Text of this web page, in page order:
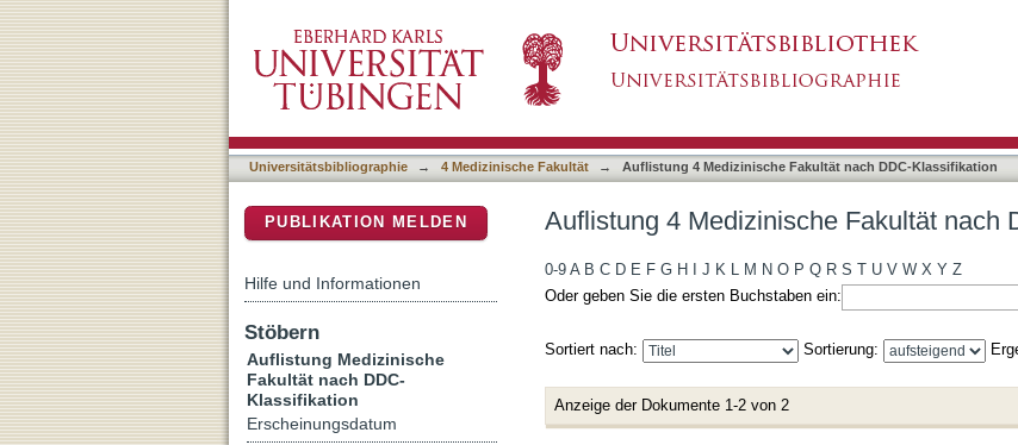
Universitätsbibliographie → 4 Medizinische Fakultät → Auflistung 4 Medizinische Fakultät nach DDC-Klassifikation
Auflistung 4 Medizinische Fakultät nach
0-9 A B C D E F G H J K L M N O P Q R S T U V W X Y Z
Oder geben Sie die ersten Buchstaben ein:
Sortiert nach: Sortierung:
Anzeige der Dokumente 1-2 von 2
PUBLIKATION MELDEN
Hilfe und Informationen
Stöbern
Auflistung Medizinische
Fakultät nach DDC-
Klassifikation
Erscheinungsdatum